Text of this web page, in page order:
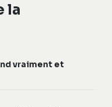
la
vraiment et